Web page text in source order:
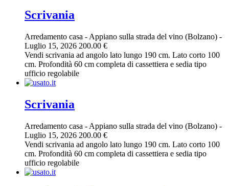
Scrivania
Arredamento casa - Appiano sulla strada del vino (Bolzano) -
Luglio 15, 2026 200.00 €
Vendi scrivania ad angolo lato lungo 190 cm. Lato corto 100
cm. Profondità 60 cm completa di cassettiera e sedia tipo
ufficio regolabile
Scrivania
Arredamento casa - Appiano sulla strada del vino (Bolzano) -
Luglio 15, 2026 200.00 €
Vendi scrivania ad angolo lato lungo 190 cm. Lato corto 100
cm. Profondità 60 cm completa di cassettiera e sedia tipo
ufficio regolabile